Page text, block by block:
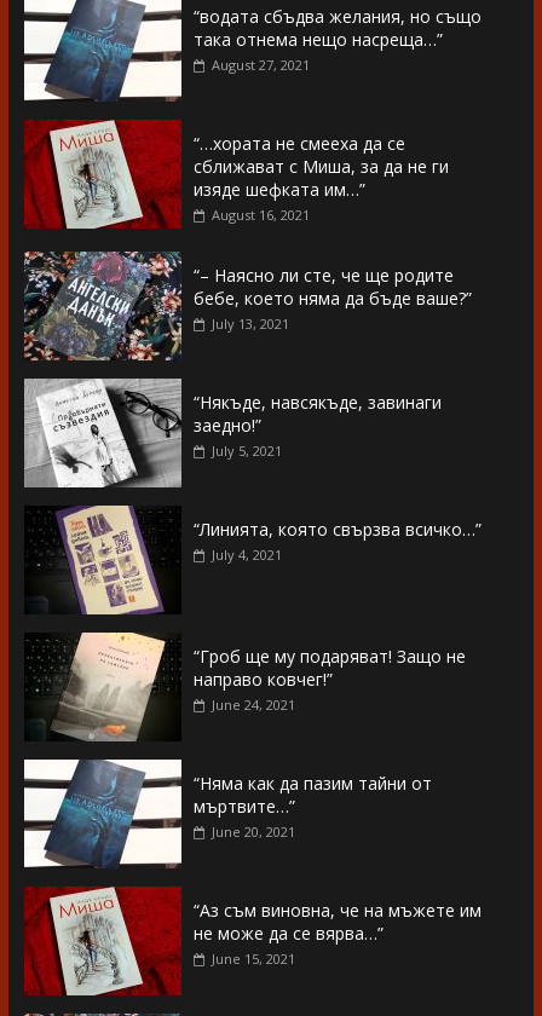
“водата сбъдва желания, но също
така отнема нещо насреща…”
August 27, 2021
“…хората не смееха да се
сближават с Миша, за да не ги
изяде шефката им…”
August 16, 2021
“– Наясно ли сте, че ще родите
бебе, което няма да бъде ваше?”
July 13, 2021
“Някъде, навсякъде, завинаги
заедно!”
July 5, 2021
“Линията, която свързва всичко…”
July 4, 2021
“Гроб ще му подаряват! Защо не
направо ковчег!”
June 24, 2021
“Няма как да пазим тайни от
мъртвите…”
June 20, 2021
“Аз съм виновна, че на мъжете им
не може да се вярва…”
June 15, 2021